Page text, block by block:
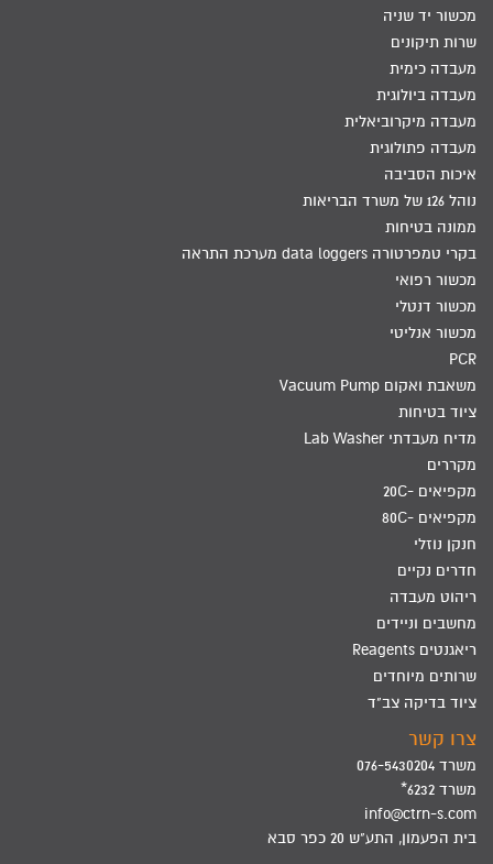
מכשור יד שניה
שרות תיקונים
מעבדה כימית
מעבדה ביולוגית
מעבדה מיקרוביאלית
מעבדה פתולוגית
איכות הסביבה
נוהל 126 של משרד הבריאות
ממונה בטיחות
בקרי טמפרטורה data loggers מערכת התראה
מכשור רפואי
מכשור דנטלי
מכשור אנליטי
PCR
משאבת ואקום Vacuum Pump
ציוד בטיחות
מדיח מעבדתי Lab Washer
מקררים
מקפיאים -20C
מקפיאים -80C
חנקן נוזלי
חדרים נקיים
ריהוט מעבדה
מחשבים וניידים
ריאגנטים Reagents
שרותים מיוחדים
ציוד בדיקה צב"ד
צרו קשר
משרד 076-5430204
משרד 6232*
info@ctrn-s.com
בית הפעמון, התע"ש 20 כפר סבא